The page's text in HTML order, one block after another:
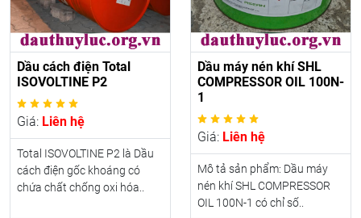
Dầu cách điện Total
ISOVOLTINE P2
Giá: Liên hệ
Total ISOVOLTINE P2 là Dầu
cách điện gốc khoáng có
chứa chất chống oxi hóa..
Dầu máy nén khí SHL
COMPRESSOR OIL 100N-
1
Giá: Liên hệ
Mô tả sản phẩm: Dầu máy
nén khí SHL COMPRESSOR
OIL 100N-1 có chỉ số..